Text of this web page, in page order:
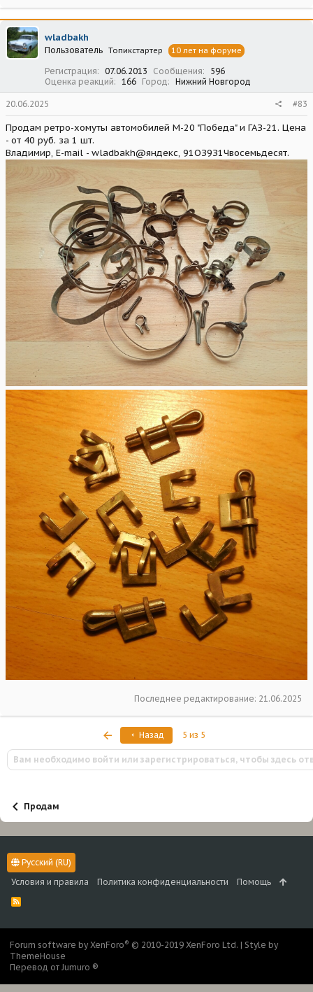
wladbakh
Пользователь Топикстартер 10 лет на форуме
Регистрация 07.06.2013 Сообщения
596
Оценка реакций
166 Город Нижний Новгород
20.06.2025 #83
Продам ретро-хомуты автомобилей М-20 "Победа" и ГАЗ-21. Цена
- от 40 руб. за 1 шт.
Владимир, E-mail - wladbakh@яндекс, 91ОЗ9З1Чвосемьдесят.
Последнее редактирование: 21.06.2025
ПервыйНазад 5 из 5
Вам необходимо войти или зарегистрироваться, чтобы здесь
Продам
Русский (RU)
Условия и правила
Политика конфиденциальности Помощь
R
Forum software by XenForo® © 2010-2019 XenForo Ltd. | Style by
ThemeHouse
Перевод от Jumuro ®